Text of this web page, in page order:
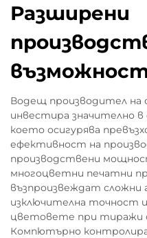
Разширени
Водещ производител на
инвестира значително
което осигурява
ефективност на
производствени
многоцветни печатни
възпроизвеждат сложни
изключителна точност
цветовете при тиражи
Компютърно